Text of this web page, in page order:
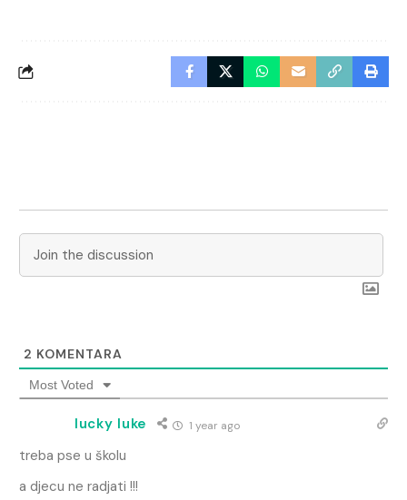
2 KOMENTARA
Most Voted
lucky luke 1 year ago
treba pse u školu
a djecu ne radjati !!!